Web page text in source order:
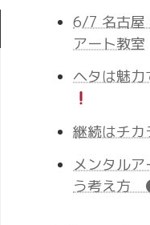
6/7 名古屋
アート教室
ヘタは魅
継続はチカ
メンタル
う考え方